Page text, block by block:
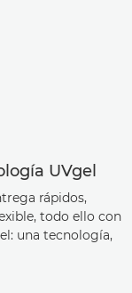
UVgel
rápidos,
todo ello con
una tecnología,